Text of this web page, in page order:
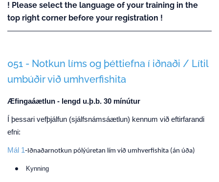
! Please select the language of your training in the
top right corner before your registration !
051 - Notkun líms og þéttiefna í iðnaði / Lítil
umbúðir við umhverfishita
Æfingaáætlun - lengd u.þ.b. 30 mínútur
Í þessari vefþjálfun (sjálfsnámsáætlun) kennum við eftirfarandi
efni:
Mál 1 -Iðnaðarnotkun pólýúretan lím við umhverfishita (án úða)
Kynning